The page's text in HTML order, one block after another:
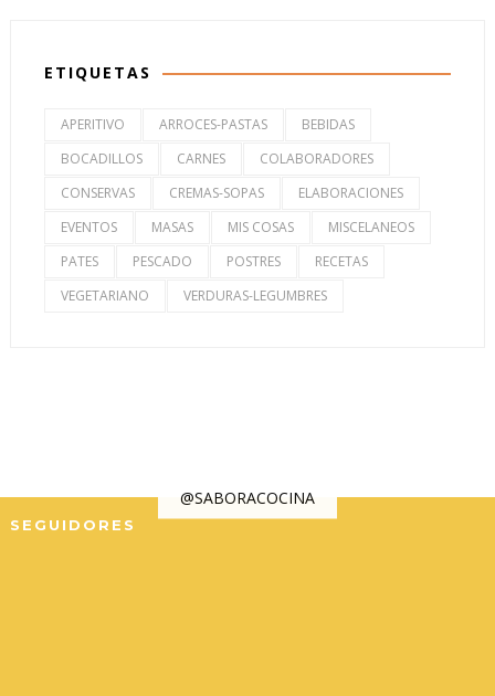
ETIQUETAS
APERITIVO ARROCES-PASTAS
BEBIDAS
BOCADILLOS
CARNES
COLABORADORES
CONSERVAS
CREMAS-SOPAS
ELABORACIONES
EVENTOS
MASAS MIS COSAS
MISCELANEOS
PATES
PESCADO POSTRES
RECETAS
VEGETARIANO
VERDURAS-LEGUMBRES
@SABORACOCINA
SEGUIDORES